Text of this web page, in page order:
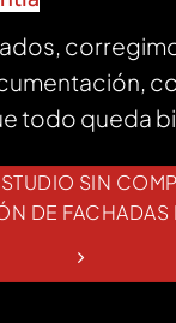
todo queda
SIN
DE FACHADAS